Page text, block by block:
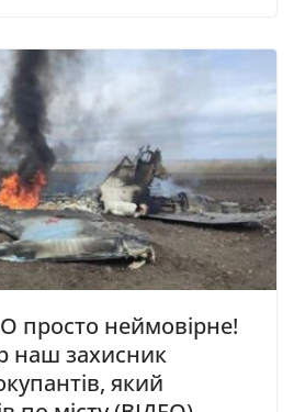
просто неймовірне!
наш захисник
який